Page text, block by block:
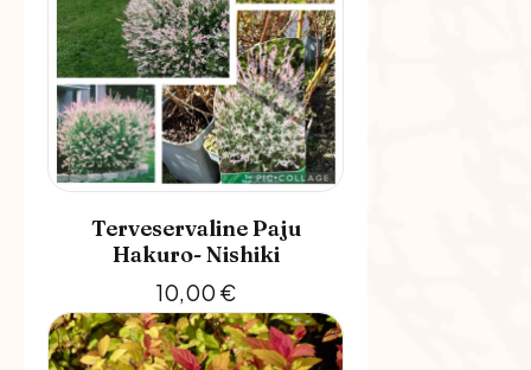
Terveservaline Paju
Hakuro- Nishiki
10,00 €